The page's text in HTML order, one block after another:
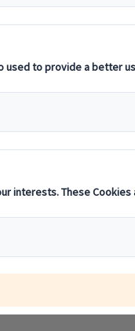
ランドクルーズ｜ドイ
イト2日間または4日
ドイツ・ロマンチック街
たは4日間！フランクフ
光。JTBグループが提供
🔷4日間プラン: 金曜日
🔶2日間または🔷4日間